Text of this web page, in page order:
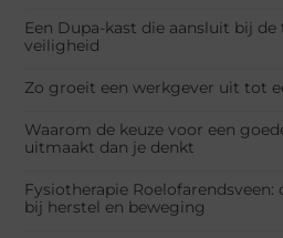
Een Dupa-kast die aansluit bij
veiligheid
Zo groeit een werkgever uit tot
Waarom de keuze voor een
uitmaakt dan je denkt
Fysiotherapie
bij herstel en beweging